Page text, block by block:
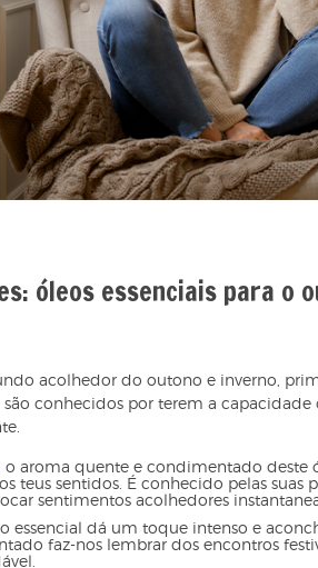
óleos essenciais para o
acolhedor do outono e inverno,
são conhecidos por terem a capacidade
o aroma quente e condimentado deste
teus sentidos. É conhecido pelas suas
sentimentos acolhedores
essencial dá um toque intenso e
faz-nos lembrar dos encontros